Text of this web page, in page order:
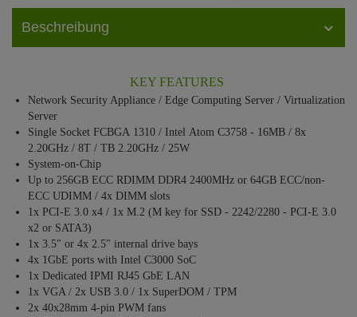
Beschreibung
KEY FEATURES
Network Security Appliance / Edge Computing Server / Virtualization
Server
Single Socket FCBGA 1310 / Intel Atom C3758 - 16MB / 8x
2.20GHz / 8T / TB 2.20GHz / 25W
System-on-Chip
Up to 256GB ECC RDIMM DDR4 2400MHz or 64GB ECC/non-
ECC UDIMM / 4x DIMM slots
1x PCI-E 3.0 x4 / 1x M.2 (M key for SSD - 2242/2280 - PCI-E 3.0
x2 or SATA3)
1x 3.5" or 4x 2.5" internal drive bays
4x 1GbE ports with Intel C3000 SoC
1x Dedicated IPMI RJ45 GbE LAN
1x VGA / 2x USB 3.0 / 1x SuperDOM / TPM
2x 40x28mm 4-pin PWM fans